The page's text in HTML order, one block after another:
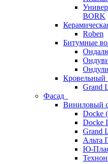
BORK
Roben
Битумные
Кровельный
Grand
Фасад
Виниловый
Docke
Docke
Grand
Альта
Ю-